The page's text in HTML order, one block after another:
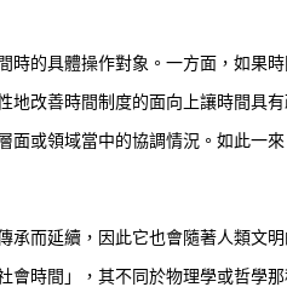
的具體操作對象。一方面，如果
改善時間制度的面向上讓時間具
或領域當中的協調情況。如此一
而延續，因此它也會隨著人類文
時間」，其不同於物理學或哲學